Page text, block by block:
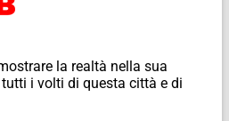
la realtà nella sua
i volti di questa città e di